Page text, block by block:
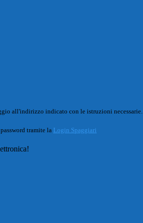
all'indirizzo indicato con le istruzioni necessarie.
tramite la Login Spaggiari